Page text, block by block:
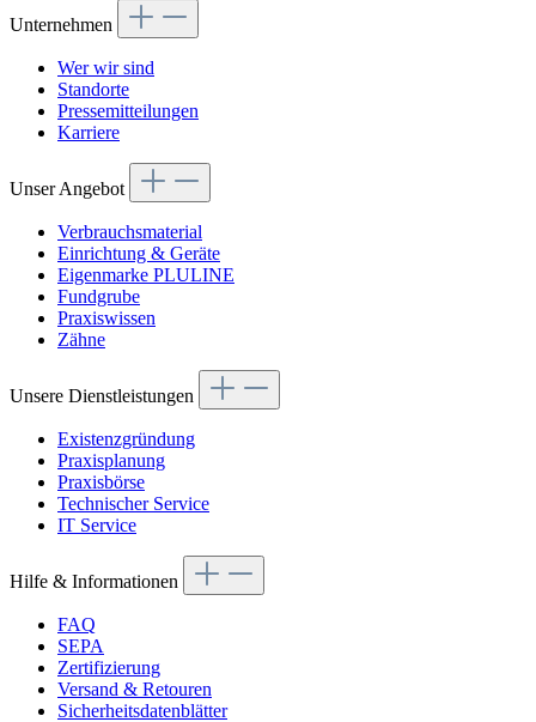
Unternehmen
Wer wir sind
Standorte
Pressemitteilungen
Karriere
Unser Angebot
Verbrauchsmaterial
Einrichtung & Geräte
Eigenmarke PLULINE
Fundgrube
Praxiswissen
Zähne
Unsere Dienstleistungen
Existenzgründung
Praxisplanung
Praxisbörse
Technischer Service
IT Service
Hilfe & Informationen
FAQ
SEPA
Zertifizierung
Versand & Retouren
Sicherheitsdatenblätter